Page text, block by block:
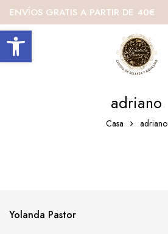
Abrir barra de herramientas
ENVÍOS GRATIS A PARTIR DE 40€
adriano
Casa adriano
Yolanda Pastor